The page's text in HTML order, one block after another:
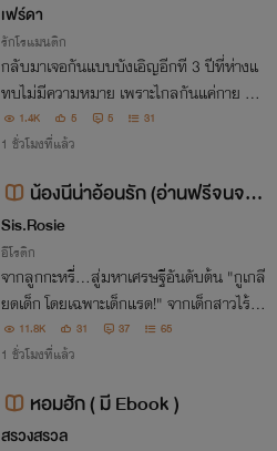
เฟร์ดา
รักโรแมนติก
กลับมาเจอกันแบบบังเอิญอีกที 3 ปีที่ห่างแ
ทบไม่มีความหมาย เพราะไกลกันแค่กาย สุด
ท้ายความคิดถึงของโปรดป้องก็มีเท่าเดิม เพิ่
มเติมคือแพ้เสียงในหัวซ้ำๆ เวลาอยู่กับนวิน
1.4K 5 5 31
1 ชั่วโมงที่แล้ว
น้องนีน่าอ้อนรัก (อ่านฟรีจนจบ)
📍มี E-book
Sis.Rosie
อีโรติก
จากลูกกะหรี่...สู่มหาเศรษฐีอันดับต้น "กูเกลี
ยดเด็ก โดยเฉพาะเด็กแรด!" จากเด็กสาวไร้เดี
ยงสา...สู่สมาชิกฮาเร็ม "ลุงครามขาาา น้อง
นีน่าขอโทษ"
11.8K 31 37 65
1 ชั่วโมงที่แล้ว
หอมฮัก ( มี Ebook )
สรวงสรวล